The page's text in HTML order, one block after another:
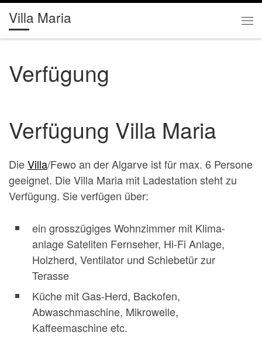
Zum Inhalt springen
Villa Maria
Verfügung
Verfügung Villa Maria
DieVilla/Fewo an der Algarve ist für max. 6 Persone
geeignet. Die Villa Maria mit Ladestation steht zu
Verfügung. Sie verfügen über:
ein grosszügiges Wohnzimmer mit Klima-
anlage Sateliten Fernseher, Hi-Fi Anlage,
Holzherd, Ventilator und Schiebetür zur
Terasse
Küche mit Gas-Herd, Backofen,
Abwaschmaschine, Mikrowelle,
Kaffeemaschine etc.